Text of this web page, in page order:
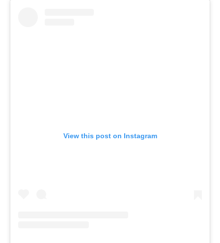
View this post on Instagram